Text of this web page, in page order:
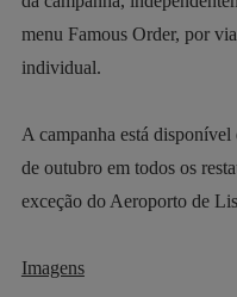
menu Famous Order, por
individual.
A campanha está
de outubro em todos os
exceção do Aeroporto de
Imagens